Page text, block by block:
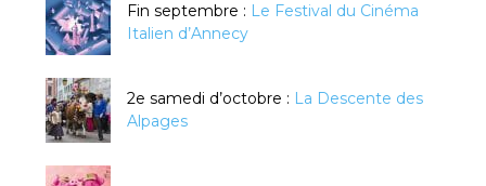
Fin septembre : Le Festival du Cinéma
Italien d’Annecy
2e samedi d’octobre : La Descente des
Alpages